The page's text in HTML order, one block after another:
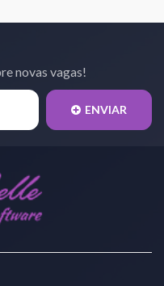
novas vagas!
ENVIAR